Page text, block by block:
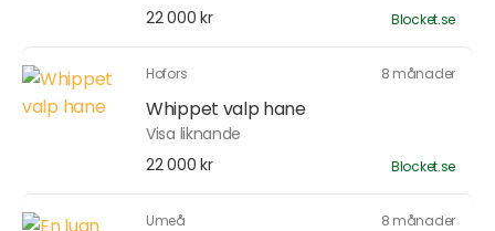
22 000 kr
Blocket.se
Hofors 8 månader
Whippet valp hane
Visa liknande
22 000 kr
Blocket.se
Umeå 8 månader